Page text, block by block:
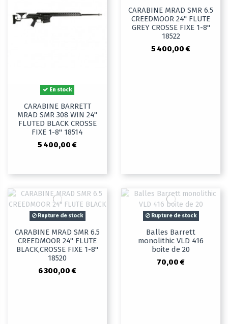
En stock
CARABINE BARRETT
MRAD SMR 308 WIN 24"
FLUTED BLACK CROSSE
FIXE 1-8" 18514
5 400,00 €
CARABINE MRAD SMR 6.5
CREEDMOOR 24" FLUTE
GREY CROSSE FIXE 1-8"
18522
5 400,00 €
Rupture de stock
CARABINE MRAD SMR 6.5
CREEDMOOR 24" FLUTE
BLACK,CROSSE FIXE 1-8"
18520
6 300,00 €
Rupture de stock
Balles Barrett
monolithic VLD 416
boite de 20
70,00 €